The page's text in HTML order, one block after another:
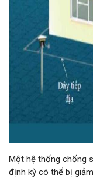
Một hệ thống chống
định kỳ có thể bị